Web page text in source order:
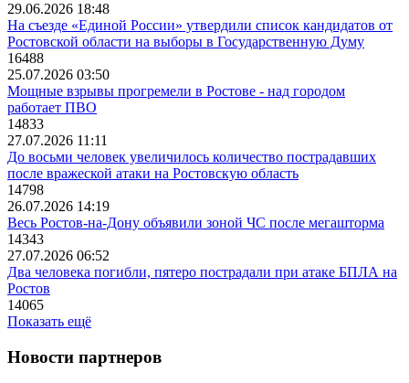
29.06.2026 18:48
На съезде «Единой России» утвердили список кандидатов от
Ростовской области на выборы в Государственную Думу
16488
25.07.2026 03:50
Мощные взрывы прогремели в Ростове - над городом
работает ПВО
14833
27.07.2026 11:11
До восьми человек увеличилось количество пострадавших
после вражеской атаки на Ростовскую область
14798
26.07.2026 14:19
Весь Ростов-на-Дону объявили зоной ЧС после мегашторма
14343
27.07.2026 06:52
Два человека погибли, пятеро пострадали при атаке БПЛА на
Ростов
14065
Показать ещё
Новости партнеров